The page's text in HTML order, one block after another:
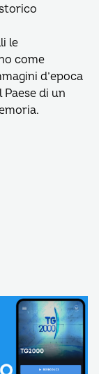
le
come
d’epoca
di un